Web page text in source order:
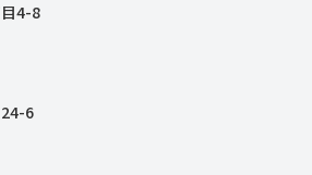
4-8
6